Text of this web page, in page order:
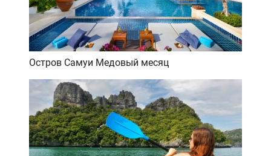
Остров Самуи Медовый месяц